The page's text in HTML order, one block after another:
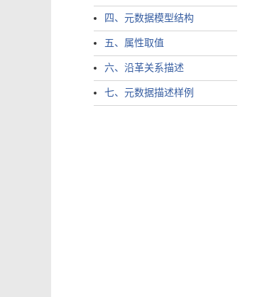
四、元数据模型结构
五、属性取值
六、沿革关系描述
七、元数据描述样例